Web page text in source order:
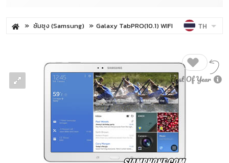
ซัมซุง (Samsung) Galaxy TabPRO(10.1) WIFI TH